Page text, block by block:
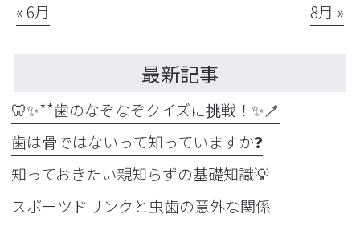
« 6月 8月 »
最新記事
🦷✨**歯のなぞなぞクイズに挑戦！✨🪥
歯は骨ではないって知っていますか❓
知っておきたい親知らずの基礎知識💡
スポーツドリンクと虫歯の意外な関係